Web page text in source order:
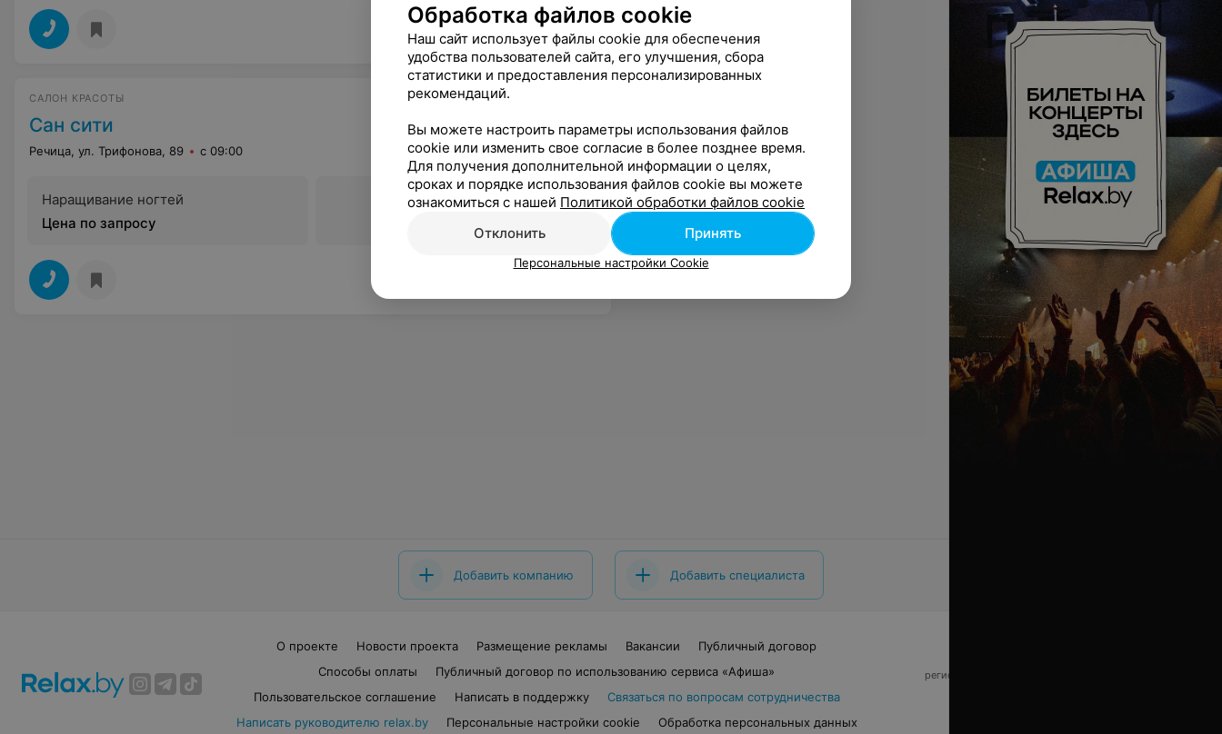
САЛОН КРАСОТЫ
Сан сити
Речица, ул. Трифонова, 89 с 09:00
Наращивание ногтей
Цена по запросу
Все цены
Добавить компанию Добавить специалиста
О проекте Новости проекта Размещение рекламы Вакансии
Публичный договор
Способы оплаты
Публичный договор по использованию сервиса «Афиша»
Пользовательское соглашение
Написать в поддержку
Связаться по вопросам сотрудничества
Написать руководителю relax.by
Персональные настройки cookie Обработка персональных данных
регистрирующий орган - Минский горисполком
Обработка файлов cookie
Наш сайт использует файлы cookie для обеспечения
удобства пользователей сайта, его улучшения, сбора
статистики и предоставления персонализированных
рекомендаций.
Вы можете настроить параметры использования файлов
cookie или изменить свое согласие в более позднее время.
Для получения дополнительной информации о целях,
сроках и порядке использования файлов cookie вы можете
ознакомиться с нашей Политикой обработки файлов cookie
Отклонить
Принять
Персональные настройки Cookie